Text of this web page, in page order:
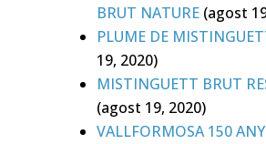
BRUT NATURE (agost
PLUME DE
19, 2020)
MISTINGUETT BRUT
(agost 19, 2020)
VALLFORMOSA 150